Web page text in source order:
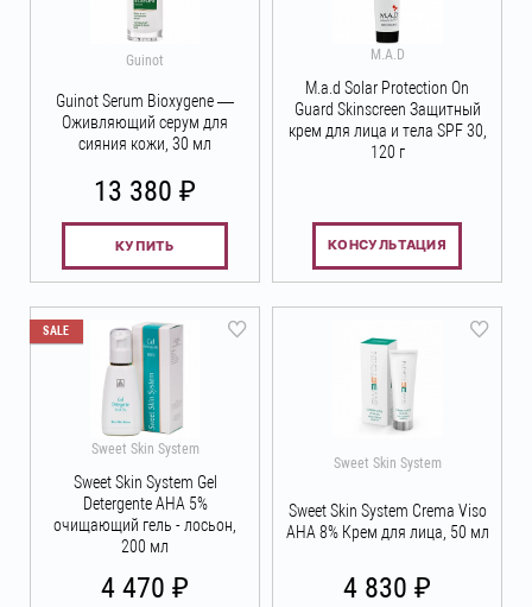
Guinot
Guinot Serum Bioxygene —
Оживляющий серум для
сияния кожи, 30 мл
13 380 ₽
КУПИТЬ
M.A.D
M.a.d Solar Protection On
Guard Skinscreen Защитный
крем для лица и тела SPF 30,
120 г
КОНСУЛЬТАЦИЯ
SALE
Sweet Skin System
Sweet Skin System Gel
Detergente AHA 5%
очищающий гель - лосьон,
200 мл
4 470 ₽
Sweet Skin System
Sweet Skin System Crema Viso
АНА 8% Крем для лица, 50 мл
4 830 ₽